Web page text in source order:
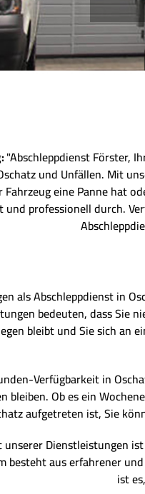
"Abschleppdienst Förster,
und Unfällen. Mit
Fahrzeug eine Panne hat
professionell durch.
als Abschleppdienst in
bedeuten, dass Sie
bleibt und Sie sich an
Verfügbarkeit in
bleiben. Ob es ein
aufgetreten ist, Sie
unserer Dienstleistungen
besteht aus erfahrener
ist